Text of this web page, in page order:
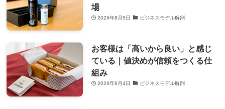
場
2026年8月5日 ビジネスモデル解剖
お客様は「高いから良い」と感じ
ている｜値決めが信頼をつくる仕
組み
2026年8月4日 ビジネスモデル解剖